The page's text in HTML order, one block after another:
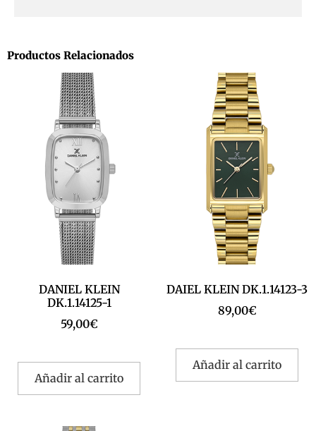
Productos Relacionados
DANIEL KLEIN
DK.1.14125-1
59,00€
Añadir al carrito
DAIEL KLEIN DK.1.14123-3
89,00€
Añadir al carrito